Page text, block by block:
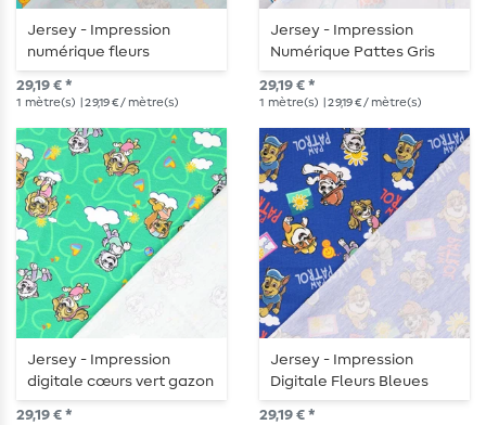
Jersey - Impression
numérique fleurs
turquoise
29,19 € *
1 mètre(s) | 29,19 € / mètre(s)
Jersey - Impression
Numérique Pattes Gris
29,19 € *
1 mètre(s) | 29,19 € / mètre(s)
Jersey - Impression
digitale cœurs vert gazon
29,19 € *
Jersey - Impression
Digitale Fleurs Bleues
29,19 € *